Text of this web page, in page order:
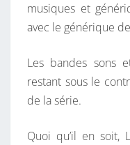
musiques et
avec le générique
Les bandes sons
restant sous le
de la série.
Quoi qu’il en soit,